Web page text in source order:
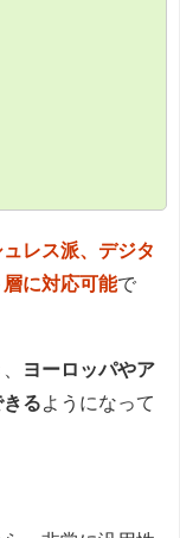
レス派、デジタ
に対応可能で
ヨーロッパやア
る ようになって